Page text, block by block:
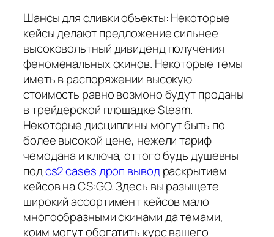
Шансы для сливки объекты: Некоторые
кейсы делают предложение сильнее
высоковольтный дивиденд получения
феноменальных скинов. Некоторые темы
иметь в распоряжении высокую
стоимость равно возмоно будут проданы
в трейдерской площадке Steam.
Некоторые дисциплины могут быть по
более высокой цене, нежели тариф
чемодана и ключа, оттого будь душевны
подcs2 cases дроп выводраскрытием
кейсов на CS:GO. Здесь вы разыщете
широкий ассортимент кейсов мало
многообразными скинами да темами,
коим могут обогатить курс вашего